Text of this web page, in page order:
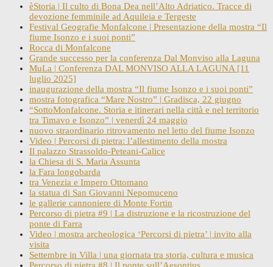
èStoria | Il culto di Bona Dea nell’Alto Adriatico. Tracce di
devozione femminile ad Aquileia e Tergeste
Festival Geografie Monfalcone | Presentazione della mostra “Il
fiume Isonzo e i suoi ponti”
Rocca di Monfalcone
Grande successo per la conferenza Dal Monviso alla Laguna
MuLa | Conferenza DAL MONVISO ALLA LAGUNA [11
luglio 2025]
inaugurazione della mostra “Il fiume Isonzo e i suoi ponti”
mostra fotografica “Mare Nostro” | Gradisca, 22 giugno
“SottoMonfalcone. Storia e itinerari nella città e nel territorio
tra Timavo e Isonzo” | venerdì 24 maggio
nuovo straordinario ritrovamento nel letto del fiume Isonzo
Video | Percorsi di pietra: l’allestimento della mostra
Il palazzo Strassoldo-Peteani-Calice
la Chiesa di S. Maria Assunta
la Fara longobarda
tra Venezia e Impero Ottomano
la statua di San Giovanni Nepomuceno
le gallerie cannoniere di Monte Fortin
Percorso di pietra #9 | La distruzione e la ricostruzione del
ponte di Farra
Video | mostra archeologica ‘Percorsi di pietra’ | invito alla
visita
Settembre in Villa | una giornata tra storia, cultura e musica
Percorso di pietra #8 | Il ponte sull’Aesontius